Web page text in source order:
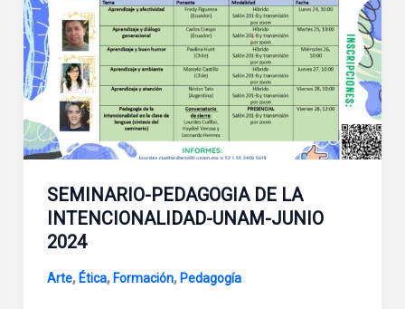
SEMINARIO-PEDAGOGIA DE LA
INTENCIONALIDAD-UNAM-JUNIO
2024
Arte, Ética, Formación, Pedagogía